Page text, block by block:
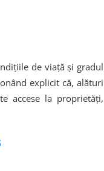
de viață și gradul
explicit că, alături
accese la proprietăți,